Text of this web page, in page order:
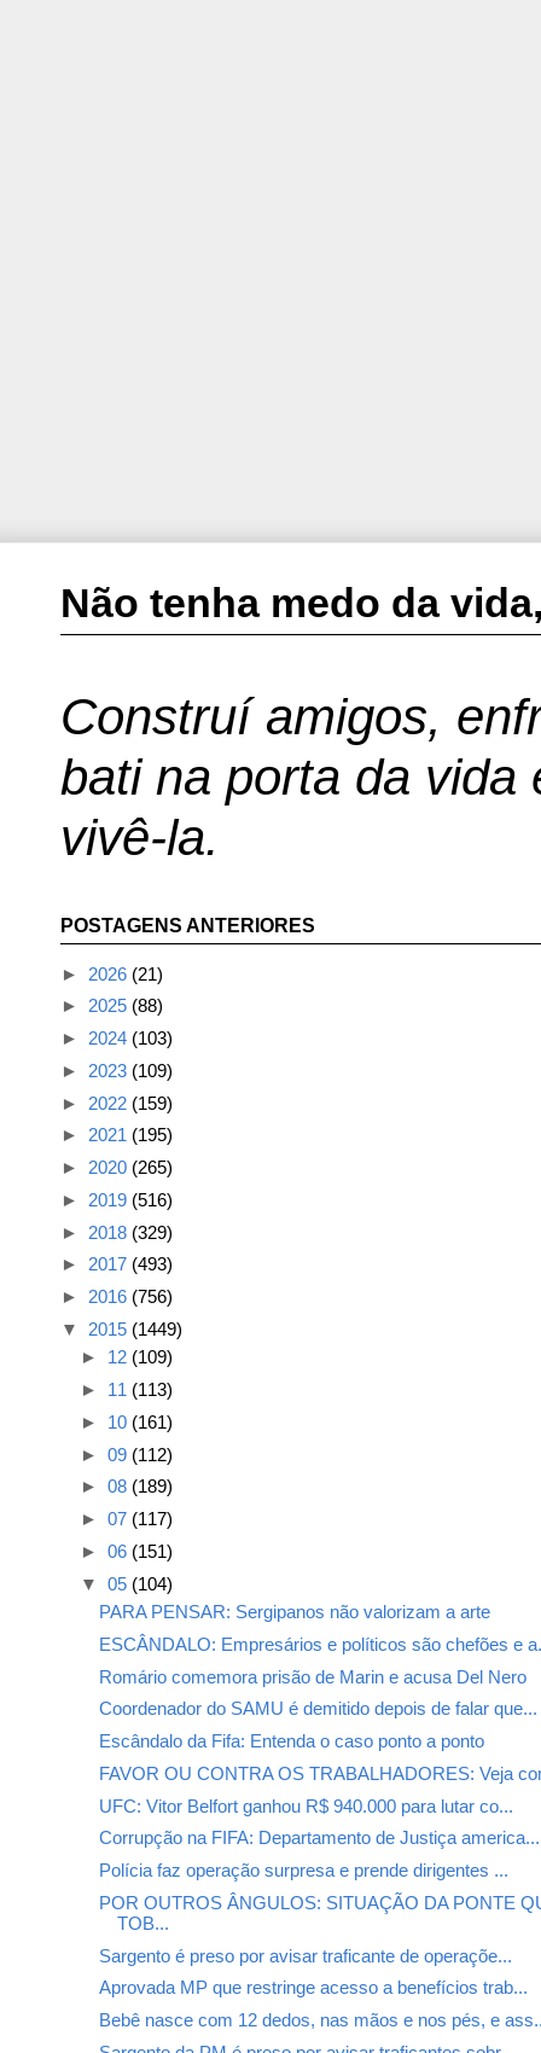
Não tenha medo da
Construí amigos,
bati na porta da vida
vivê-la.
POSTAGENS ANTERIORES
► 2026 (21)
► 2025 (88)
► 2024 (103)
► 2023 (109)
► 2022 (159)
► 2021 (195)
► 2020 (265)
► 2019 (516)
► 2018 (329)
► 2017 (493)
► 2016 (756)
▼ 2015 (1449)
► 12 (109)
► 11 (113)
► 10 (161)
► 09 (112)
► 08 (189)
► 07 (117)
► 06 (151)
▼ 05 (104)
PARA PENSAR: Sergipanos não valorizam a arte
ESCÂNDALO: Empresários e políticos são chefões e
Romário comemora prisão de Marin e acusa Del Nero
Coordenador do SAMU é demitido depois de falar que...
Escândalo da Fifa: Entenda o caso ponto a ponto
FAVOR OU CONTRA OS TRABALHADORES: Veja
UFC: Vitor Belfort ganhou R$ 940.000 para lutar co...
Corrupção na FIFA: Departamento de Justiça america...
Polícia faz operação surpresa e prende dirigentes ...
POR OUTROS ÂNGULOS: SITUAÇÃO DA PONTE
TOB...
Sargento é preso por avisar traficante de operaçõe...
Aprovada MP que restringe acesso a benefícios trab...
Bebê nasce com 12 dedos, nas mãos e nos pés, e